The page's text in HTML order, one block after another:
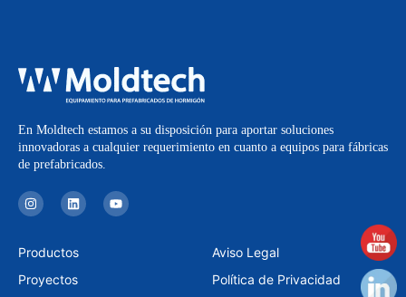
En Moldtech estamos a su disposición para aportar soluciones
innovadoras a cualquier requerimiento en cuanto a equipos para fábricas
de prefabricados.
I
n
s
a
g
a
L
i
n
e
d
n
Y
o
u
Productos
Proyectos
Aviso Legal
Política de Privacidad